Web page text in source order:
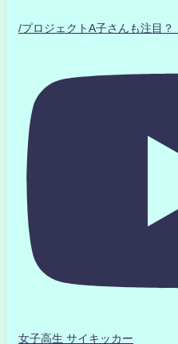
/プロジェクトA子さんも注目
女子高生 サイキッカー